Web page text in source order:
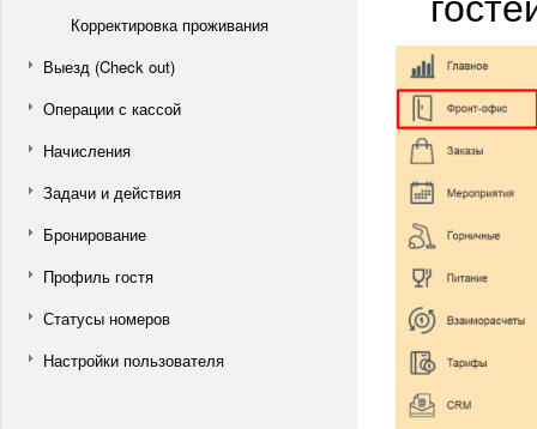
Корректировка проживания
Выезд (Check out)
Операции с кассой
Начисления
Задачи и действия
Бронирование
Профиль гостя
Статусы номеров
Настройки пользователя